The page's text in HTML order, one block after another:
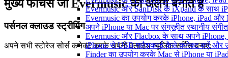
Evermusic और SanDisk के iXpand के साथ
Evermusic का उपयोग करके iPhone, iPad
अपने iPhone या Mac पर संग्रहीत स्थानीय
Evermusic और Flacbox के साथ अपने iPhone,
iPhone से USB फ्लैशकार्ड कैसे कनेक्ट करें और
Finder का उपयोग करके Mac से iPhone या
मुख्य फीचर्स जो Evermusic को अलग बनाते हैं
पर्सनल क्लाउड स्ट्रीमिंग
अपने सभी स्टोरेज सोर्स कनेक्ट करके अपनी क्लाउड म्यूजिक सर्विस बनाएं: